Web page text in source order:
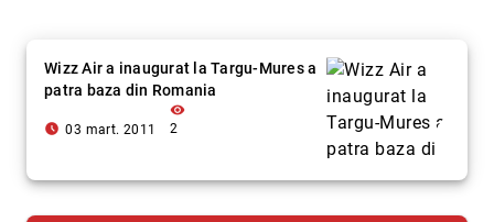
Wizz Air a inaugurat la Targu-Mures a
patra baza din Romania
access_time_filled 03 mart. 2011
visibility
2